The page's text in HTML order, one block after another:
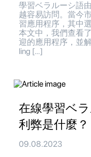
學習ベラルーシ語
越容易訪問。當今
習應用程序，其中
本文中，我們查看
迎的應用程序，並
ling […]
在線學習ベ
利弊是什麼？
09.08.2023